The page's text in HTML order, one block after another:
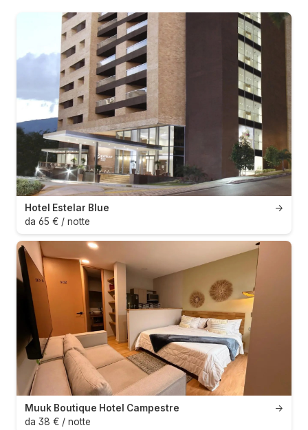
→
Hotel Estelar Blue
da 65 € / notte
→
Muuk Boutique Hotel Campestre
da 38 € / notte